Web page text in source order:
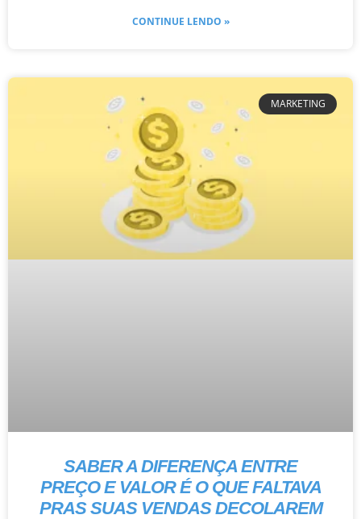
CONTINUE LENDO »
MARKETING
SABER A DIFERENÇA ENTRE
PREÇO E VALOR É O QUE FALTAVA
PRAS SUAS VENDAS DECOLAREM